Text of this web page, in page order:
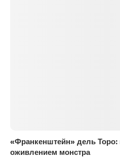
«Франкенштейн» дель Торо:
оживлением монстра